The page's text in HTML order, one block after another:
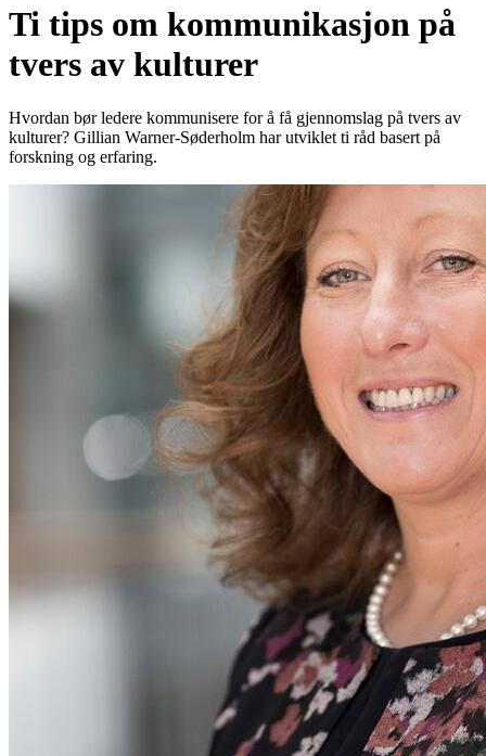
Ti tips om kommunikasjon på
tvers av kulturer
Hvordan bør ledere kommunisere for å få gjennomslag på tvers av
kulturer? Gillian Warner-Søderholm har utviklet ti råd basert på
forskning og erfaring.